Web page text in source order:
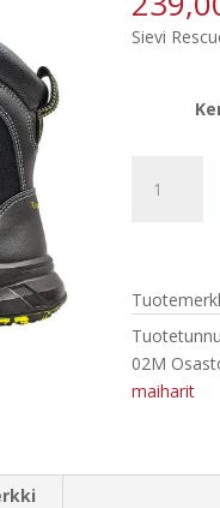
Sievi
Rescue
02M
maiharit